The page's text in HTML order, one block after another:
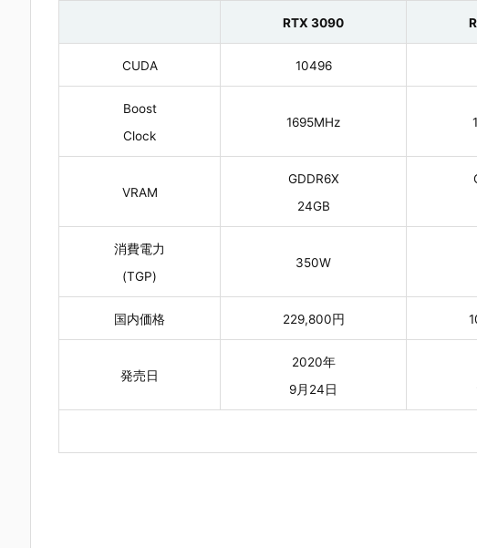
RTX 3090
CUDA 10496
Boost
Clock
1695MHz
VRAM
GDDR6X
24GB
消費電力
(TGP)
350W
国内価格 229,800円
発売日
2020年
9月24日